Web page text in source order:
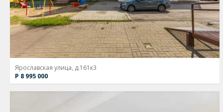
Ярославская улица, д.161к3
Р 8 995 000